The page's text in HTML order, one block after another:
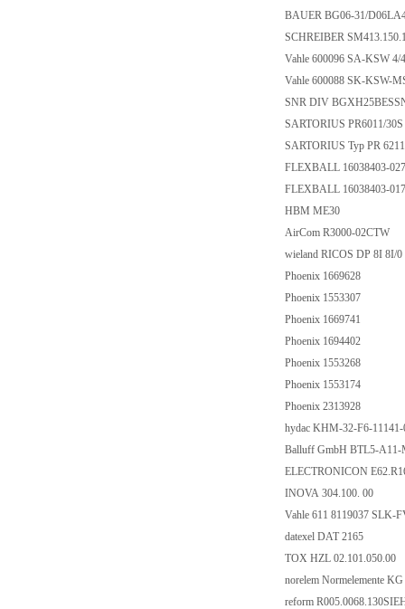
BAUER BG06-31/
SCHREIBER
Vahle 600096 SA-KSW
Vahle 600088 SK-KSW-
SNR DIV
SARTORIUS PR6011/
SARTORIUS Typ PR
FLEXBALL 16038403-
FLEXBALL 16038403-
HBM ME30
AirCom R3000-02CTW
wieland RICOS DP 8I 8I/
Phoenix 1669628
Phoenix 1553307
Phoenix 1669741
Phoenix 1694402
Phoenix 1553268
Phoenix 1553174
Phoenix 2313928
hydac KHM-32-F6-
Balluff GmbH BTL5-
ELECTRONICON
INOVA 304.100. 00
Vahle 611 8119037
datexel DAT 2165
TOX HZL 02.101.050.00
norelem Normelemente
reform